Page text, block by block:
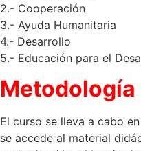
2.- Cooperación
3.- Ayuda Humanitaria
4.- Desarrollo
5.- Educación para el
Metodología
El curso se lleva a cabo
se accede al material